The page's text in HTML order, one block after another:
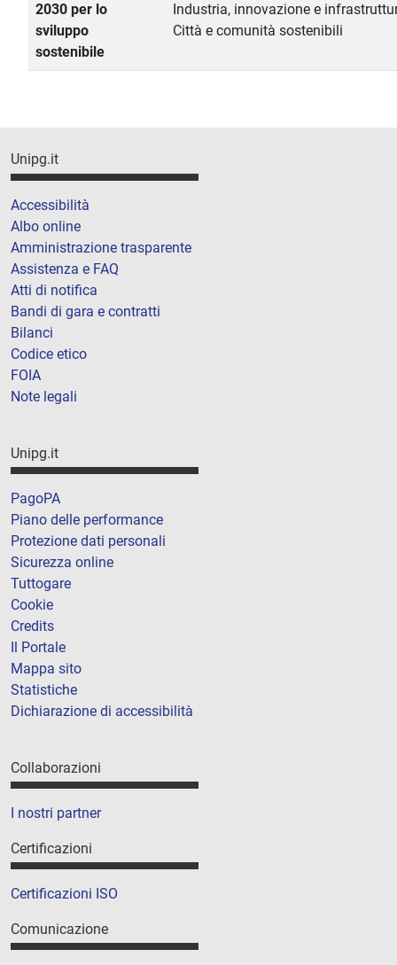
2030 per lo
sviluppo
sostenibile
Industria, innovazione e
Città e comunità sostenibili
Unipg.it
Accessibilità
Albo online
Amministrazione trasparente
Assistenza e FAQ
Atti di notifica
Bandi di gara e contratti
Bilanci
Codice etico
FOIA
Note legali
Unipg.it
PagoPA
Piano delle performance
Protezione dati personali
Sicurezza online
Tuttogare
Cookie
Credits
Il Portale
Mappa sito
Statistiche
Dichiarazione di accessibilità
Collaborazioni
I nostri partner
Certificazioni
Certificazioni ISO
Comunicazione